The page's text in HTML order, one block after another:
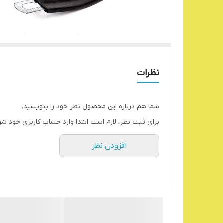
نظرات
شما هم درباره این محصول نظر خود را بنویسید.
برای ثبت نظر، لازم است ابتدا وارد حساب کاربری خود
افزودن نظر